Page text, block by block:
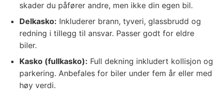
skader du påfører andre, men ikke din egen bil.
Delkasko: Inkluderer brann, tyveri, glassbrudd og
redning i tillegg til ansvar. Passer godt for eldre
biler.
Kasko (fullkasko): Full dekning inkludert kollisjon og
parkering. Anbefales for biler under fem år eller med
høy verdi.